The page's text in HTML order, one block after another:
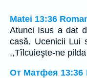
Matei 13:36
Atunci Isus a dat
casă. Ucenicii Lui
,,Tîlcuieşte-ne
От Матфея 13:36